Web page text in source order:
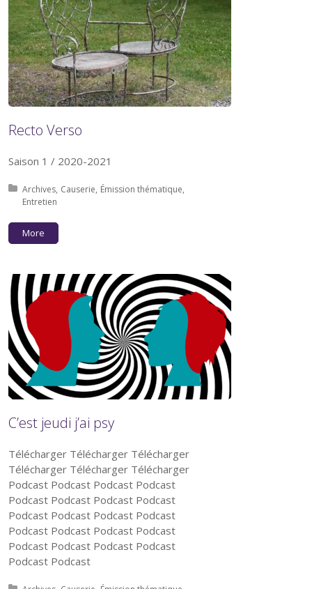
Recto Verso
Saison 1 / 2020-2021
Posted in:
Archives Causerie Émission thématique
Entretien
More
C’est jeudi j’ai psy
Télécharger Télécharger Télécharger
Télécharger Télécharger Télécharger
Podcast Podcast Podcast Podcast
Podcast Podcast Podcast Podcast
Podcast Podcast Podcast Podcast
Podcast Podcast Podcast Podcast
Podcast Podcast Podcast Podcast
Podcast Podcast